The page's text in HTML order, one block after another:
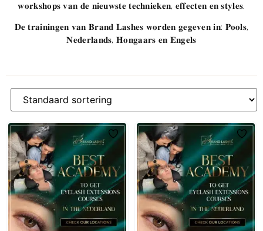
𝐰𝐨𝐫𝐤𝐬𝐡𝐨𝐩𝐬 𝐯𝐚𝐧 𝐝𝐞 𝐧𝐢𝐞𝐮𝐰𝐬𝐭𝐞 𝐭𝐞𝐜𝐡𝐧𝐢𝐞𝐤𝐞𝐧, 𝐞𝐟𝐟𝐞𝐜𝐭𝐞𝐧 𝐞𝐧 𝐬𝐭𝐲𝐥𝐞𝐬.
𝐃𝐞 𝐭𝐫𝐚𝐢𝐧𝐢𝐧𝐠𝐞𝐧 𝐯𝐚𝐧 𝐁𝐫𝐚𝐧𝐝 𝐋𝐚𝐬𝐡𝐞𝐬 𝐰𝐨𝐫𝐝𝐞𝐧 𝐠𝐞𝐠𝐞𝐯𝐞𝐧 𝐢𝐧: 𝐏𝐨𝐨𝐥𝐬,
𝐍𝐞𝐝𝐞𝐫𝐥𝐚𝐧𝐝𝐬, 𝐇𝐨𝐧𝐠𝐚𝐚𝐫𝐬 𝐞𝐧 𝐄𝐧𝐠𝐞𝐥𝐬